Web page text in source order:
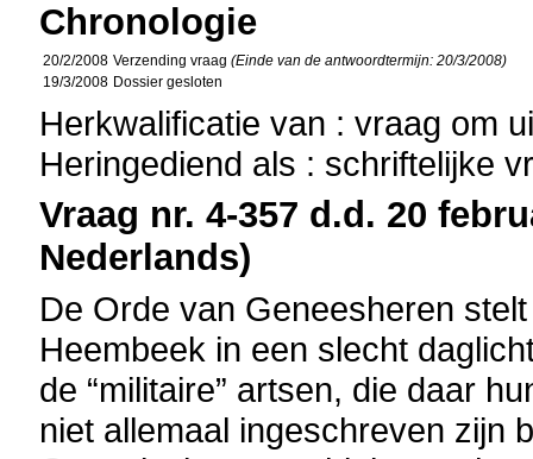
Chronologie
20/2/2008 Verzending vraag(Einde van de antwoordtermijn: 20/3/2008)
19/3/2008 Dossier gesloten
Herkwalificatie van : vraag om
Heringediend als : schriftelijke
Vraag nr. 4-357 d.d. 20
Nederlands)
De Orde van Geneesheren
Heembeek in een slecht
de “militaire” artsen, die daar
niet allemaal ingeschreven zijn